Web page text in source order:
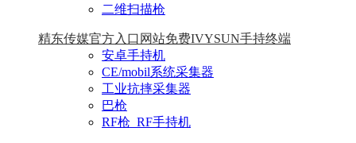
二维扫描枪
精东传媒官方入口网站免费IVYSUN手持终端
安卓手持机
CE/mobil系统采集器
工业抗摔采集器
巴枪
RF枪_RF手持机